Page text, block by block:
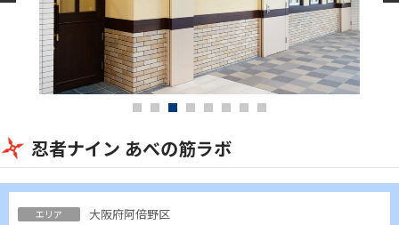
忍者ナイン あべの筋ラボ
大阪府阿倍野区